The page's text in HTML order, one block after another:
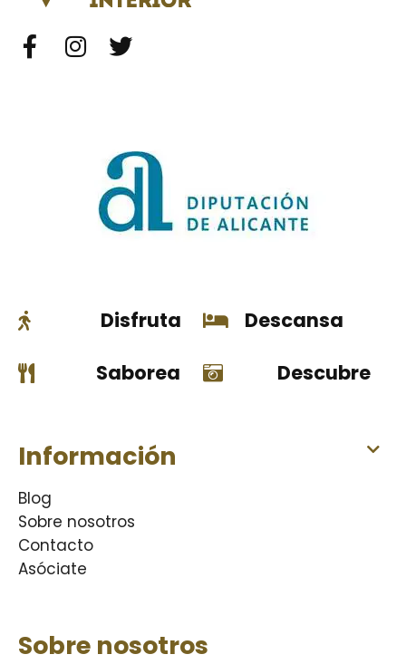
Disfruta
Saborea
Descansa
Descubre
Información
Blog
Sobre nosotros
Contacto
Asóciate
Sobre nosotros